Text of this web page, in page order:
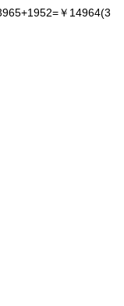
￥14964(3